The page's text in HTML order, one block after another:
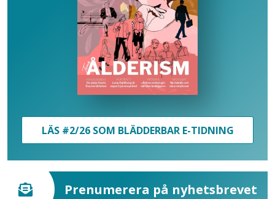
LÄS #2/26 SOM BLÄDDERBAR E-TIDNING
Prenumerera på nyhetsbrevet